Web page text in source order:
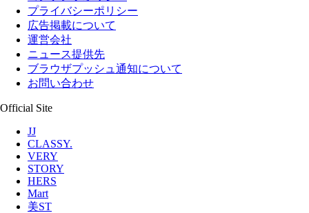
プライバシーポリシー
広告掲載について
運営会社
ニュース提供先
ブラウザプッシュ通知について
お問い合わせ
Official Site
JJ
CLASSY.
VERY
STORY
HERS
Mart
美ST